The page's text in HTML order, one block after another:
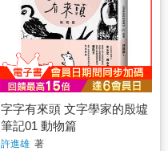
字字有來頭 文字學家的殷墟
筆記01 動物篇
許進雄 著